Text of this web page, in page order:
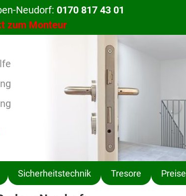
Neudorf: 0170 817 43 01
zum Monteur
Sicherheitstechnik Tresore Preise